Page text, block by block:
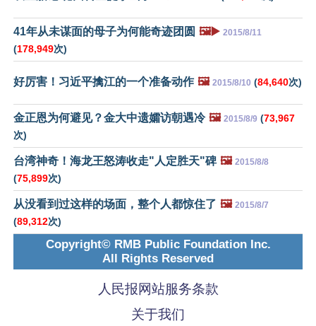
41年从未谋面的母子为何能奇迹团圆 🖼️▶️ 2015/8/11
(178,949次)
好厉害！习近平擒江的一个准备动作 🖼️ 2015/8/10 (84,640次)
金正恩为何避见？金大中遗孀访朝遇冷 🖼️ 2015/8/9 (73,967
次)
台湾神奇！海龙王怒涛收走"人定胜天"碑 🖼️ 2015/8/8
(75,899次)
从没看到过这样的场面，整个人都惊住了 🖼️ 2015/8/7
(89,312次)
Copyright© RMB Public Foundation Inc.
All Rights Reserved
人民报网站服务条款
关于我们